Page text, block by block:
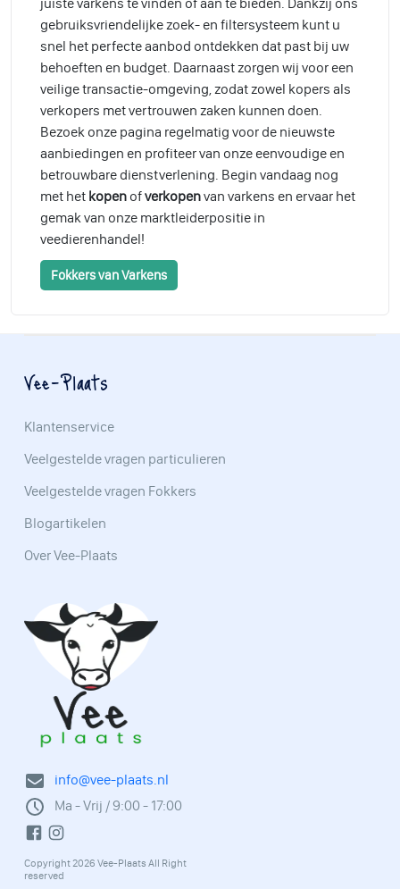
gebruiksvriendelijke zoek- en filtersysteem kunt u
snel het perfecte aanbod ontdekken dat past bij uw
behoeften en budget. Daarnaast zorgen wij voor een
veilige transactie-omgeving, zodat zowel kopers als
verkopers met vertrouwen zaken kunnen doen.
Bezoek onze pagina regelmatig voor de nieuwste
aanbiedingen en profiteer van onze eenvoudige en
betrouwbare dienstverlening. Begin vandaag nog
met het kopen ofverkopenvan varkens en ervaar het
gemak van onze marktleiderpositie in
veedierenhandel!
Fokkers van Varkens
info@vee-plaats.nl
Ma - Vrij / 9:00 - 17:00
Copyright 2026 Vee-Plaats All Right
reserved
Vee-Plaats
Klantenservice
Veelgestelde vragen particulieren
Veelgestelde vragen Fokkers
Blogartikelen
Over Vee-Plaats